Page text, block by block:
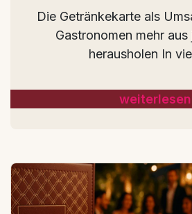
Die Getränkekarte als
Gastronomen mehr aus
herausholen In
weiterlesen